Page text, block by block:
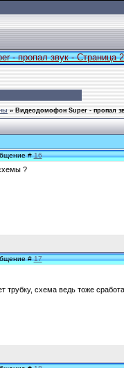
- пропал звук - Страница
» Видеодомофон Super - пропал
#16
?
#17
трубку, схема ведь тоже